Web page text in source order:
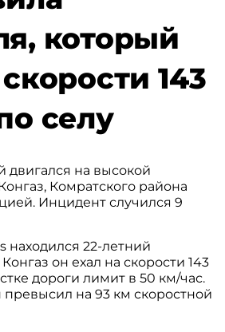
который
143
селу
двигался на высокой
Комратского района
Инцидент случился 9
находился 22-летний
он ехал на скорости 143
дороги лимит в 50 км/час.
на 93 км скоростной